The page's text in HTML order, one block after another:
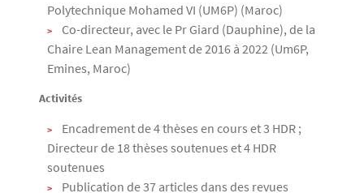
Polytechnique Mohamed VI (UM6P) (Maroc)
Co-directeur, avec le Pr Giard (Dauphine), de la
Chaire Lean Management de 2016 à 2022 (Um6P,
Emines, Maroc)
Activités
Encadrement de 4 thèses en cours et 3 HDR ;
Directeur de 18 thèses soutenues et 4 HDR
soutenues
Publication de 37 articles dans des revues